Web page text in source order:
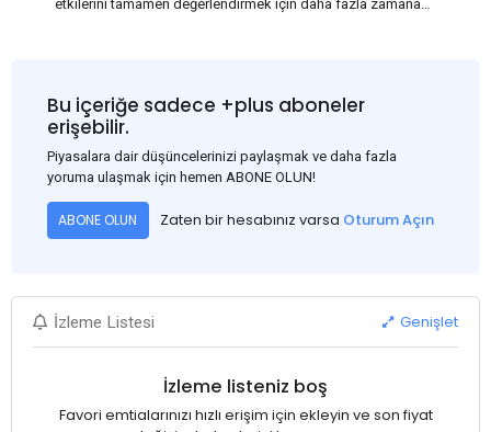
etkilerini tamamen değerlendirmek için daha fazla zamana
Bu içeriğe sadece +plus aboneler
erişebilir.
Piyasalara dair düşüncelerinizi paylaşmak ve daha fazla
yoruma ulaşmak için hemen ABONE OLUN!
ABONE OLUN Zaten bir hesabınız varsa Oturum Açın
İzleme Listesi Genişlet
İzleme listeniz boş
Favori emtialarınızı hızlı erişim için ekleyin ve son fiyat